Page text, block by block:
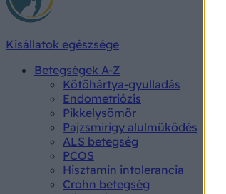
Kisállatok egészsége
Betegségek A-Z
Kötőhártya-gyulladás
Endometriózis
Pikkelysömör
Pajzsmirigy alulműködés
ALS betegség
PCOS
Hisztamin intolerancia
Crohn betegség